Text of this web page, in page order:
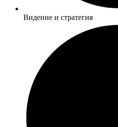
Видение и стратегия